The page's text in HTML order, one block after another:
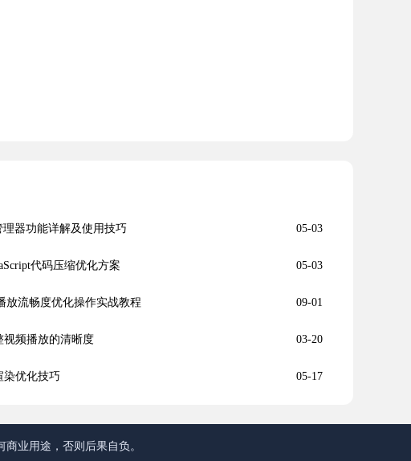
理器功能详解及使用技巧 05-03
代码压缩优化方案 05-03
放流畅度优化操作实战教程 09-01
视频播放的清晰度 03-20
染优化技巧 05-17
业用途，否则后果自负。